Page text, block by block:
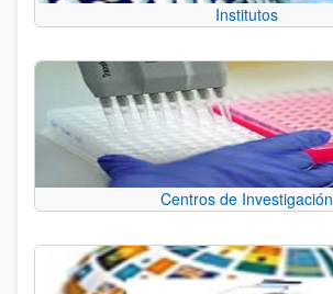
Institutos
Centros de Investigación